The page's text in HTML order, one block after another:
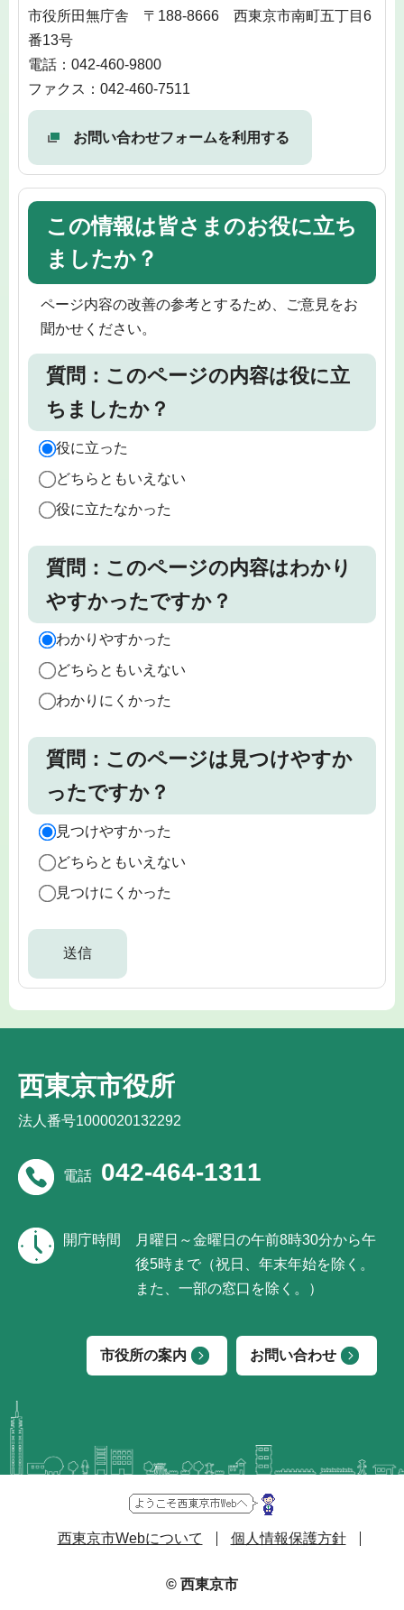
市役所田無庁舎 〒188-8666 西東京市南町五丁目6
番13号
電話：042-460-9800
ファクス：042-460-7511
お問い合わせフォームを利用する
この情報は皆さまのお役に立ち
ましたか？
ページ内容の改善の参考とするため、ご意見をお
聞かせください。
質問：このページの内容は役に立
ちましたか？
役に立った
どちらともいえない
役に立たなかった
質問：このページの内容はわかり
やすかったですか？
わかりやすかった
どちらともいえない
わかりにくかった
質問：このページは見つけやすか
ったですか？
見つけやすかった
どちらともいえない
見つけにくかった
西東京市役所
法人番号1000020132292
電話 042-464-1311
開庁時間
月曜日～金曜日の午前8時30分から午
後5時まで（祝日、年末年始を除く。
また、一部の窓口を除く。）
市役所の案内 お問い合わせ
西東京市Webについて 個人情報保護方針
© 西東京市